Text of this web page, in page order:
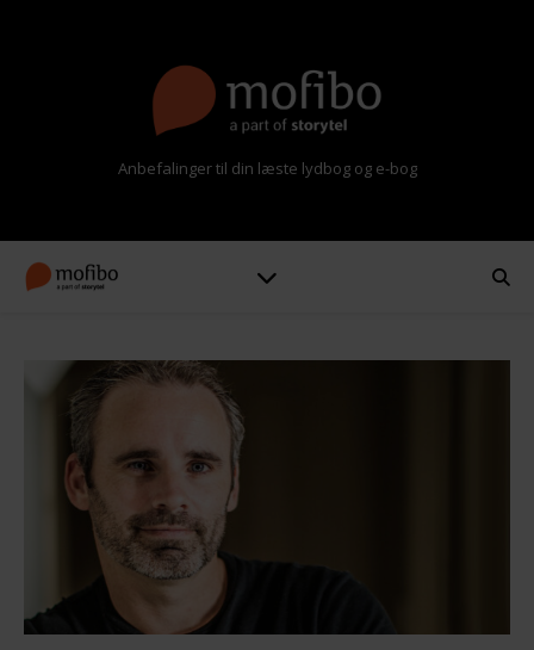
Anbefalinger til din læste lydbog og e-bog